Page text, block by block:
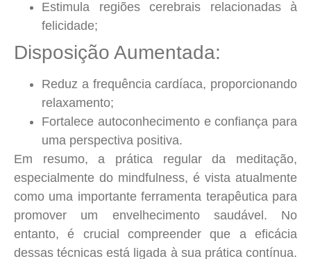
Estimula regiões cerebrais relacionadas à
felicidade;
Disposição Aumentada:
Reduz a frequência cardíaca, proporcionando
relaxamento;
Fortalece autoconhecimento e confiança para
uma perspectiva positiva.
Em resumo, a prática regular da meditação,
especialmente do mindfulness, é vista atualmente
como uma importante ferramenta terapêutica para
promover um envelhecimento saudável. No
entanto, é crucial compreender que a eficácia
dessas técnicas está ligada à sua prática contínua.